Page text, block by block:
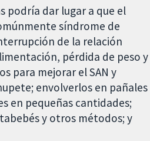
podría dar lugar a que el
síndrome de
de la relación
pérdida de peso y
para mejorar el SAN y
envolverlos en pañales
en pequeñas cantidades;
y otros métodos; y